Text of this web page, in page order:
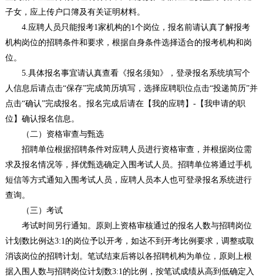
子女，应上传户口簿及有关证明材料。
4.应聘人员只能报考1家机构的1个岗位，报名前请认真了解报考
机构岗位的招聘条件和要求，根据自身条件选择适合的报考机构和岗
位。
5.具体报名事宜请认真查看《报名须知》，登录报名系统填写个
人信息后请点击“保存”完成简历填写，选择应聘职位点击“投递简历”并
点击“确认”完成报名。报名完成后请在【我的应聘】-【我申请的职
位】确认报名信息。
（二）资格审查与甄选
招聘单位根据招聘条件对应聘人员进行资格审查，并根据岗位需
求及报名情况等，择优甄选确定入围考试人员。招聘单位将通过手机
短信等方式通知入围考试人员，应聘人员本人也可登录报名系统进行
查询。
（三）考试
考试时间另行通知。原则上资格审核通过的报名人数与招聘岗位
计划数比例达3:1的岗位予以开考，如达不到开考比例要求，调整或取
消该岗位的招聘计划。笔试结束后将以各招聘机构为单位，原则上根
据入围人数与招聘岗位计划数3:1的比例，按笔试成绩从高到低确定入